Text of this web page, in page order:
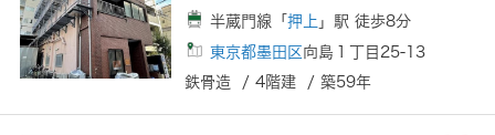
半蔵門線「押上 」駅 徒歩8分
東京都墨田区 向島１丁目25-13
鉄骨造 / 4階建 / 築59年